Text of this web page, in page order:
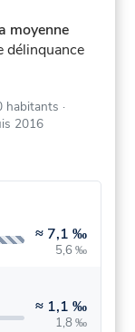
moyenne
délinquance
habitants ·
2016
≈ 7,1 ‰
5,6 ‰
≈ 1,1 ‰
1,8 ‰